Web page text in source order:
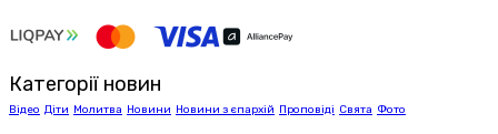
Категорії новин
Відео Діти Молитва Новини Новини з єпархій Проповіді Свята Фото